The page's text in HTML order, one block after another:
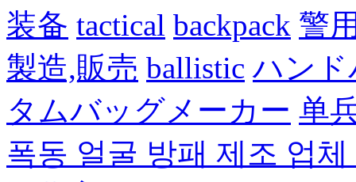
装备 tactical backpack 警
製造,販売 ballistic ハン
タムバッグメーカー 单
폭동 얼굴 방패 제조 업